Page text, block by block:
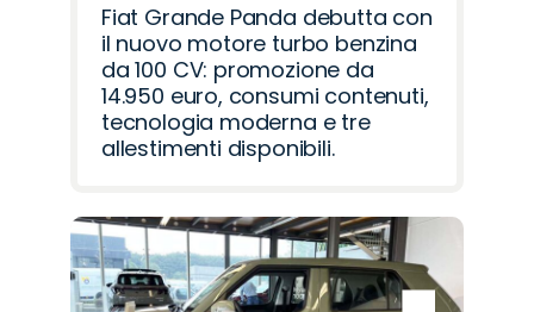
Fiat Grande Panda debutta con
il nuovo motore turbo benzina
da 100 CV: promozione da
14.950 euro, consumi contenuti,
tecnologia moderna e tre
allestimenti disponibili.